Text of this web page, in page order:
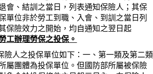
會、結訓之當日，列表通知保險人；其保
單位非於勞工到職、入會、到訓之當日列
保險效力之開始，均自通知之翌日起
工辦理勞保之投保。
險人之投保單位如下：一、第一類及第二類
屬團體為投保單位。但國防部所屬被保險